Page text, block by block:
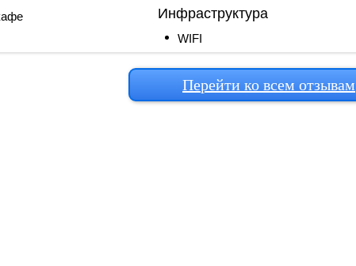
Инфраструктура
WIFI
Перейти ко всем отзывам